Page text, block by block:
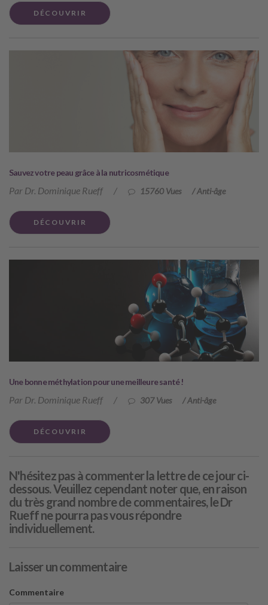
DÉCOUVRIR
Sauvez votre peau grâce à la nutricosmétique
Par Dr. Dominique Rueff / 15760 Vues /Anti-âge
DÉCOUVRIR
Une bonne méthylation pour une meilleure santé !
Par Dr. Dominique Rueff / 307 Vues /Anti-âge
DÉCOUVRIR
N'hésitez pas à commenter la lettre de ce jour ci-
dessous. Veuillez cependant noter que, en raison
du très grand nombre de commentaires, le Dr
Rueff ne pourra pas vous répondre
individuellement.
Laisser un commentaire
Commentaire